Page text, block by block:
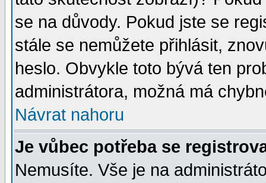
se na důvody. Pokud jste se
stále se nemůžete přihlásit,
heslo. Obvykle toto bývá ten
administrátora, možná má
Návrat nahoru
Je vůbec potřeba se
Nemusíte. Vše je na